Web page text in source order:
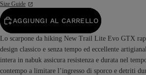
Size Guide
AGGIUNGI AL CARRELLO
Lo scarpone da hiking New Trail Lite Evo GTX
design classico e senza tempo ed eccellente
intera in nabuk assicura resistenza e durata nel
contempo a limitare l’ingresso di sporco e detriti